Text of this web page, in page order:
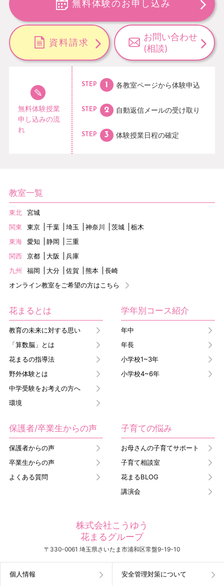
無料体験のお申し込み
資料請求
お問い合わせ
(相談)
無料体験授業
申し込みの流
れ
STEP 各教室ページから体験申込
STEP 自動返信メールの受け取り
STEP 体験授業日程の確定
教室一覧
東北
宮城
関東
東京 千葉 埼玉 神奈川 茨城
栃木
東海
愛知 静岡
三重
関西
京都 大阪
兵庫
九州
福岡 大分 佐賀 熊本
長崎
オンライン教室をご希望の方はこちら
花まるとは
教育の未来に対する思い
「算数脳」とは
花まるの指導法
野外体験とは
中学受験をお考えの方へ
環境
学年別コース紹介
年中
年長
小学校1~3年
小学校4~6年
保護者/卒業生からの声
保護者からの声
卒業生からの声
よくある質問
子育ての悩み
お母さんの子育てサポート
子育て相談室
花まるBLOG
講演会
株式会社こうゆう
花まるグループ
〒330-0061 埼玉県さいたま市浦和区常盤9-19-10
個人情報 安全管理対策について